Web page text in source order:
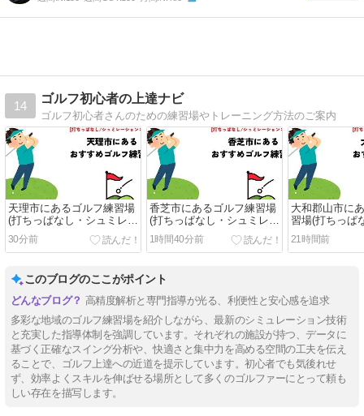
14
ゴルフ初心者の上達ナビ
ゴルフ初心者さんのための練習場やトレーニング方法のご案内
天理市にあるゴルフ練習場
(打ちっぱなし・シュミレー
ションゴルフ)の安いおすす
め5選
30分前
香芝市にあるゴルフ練習場
(打ちっぱなし・シュミレー
ションゴルフ)の安いおすす
め5選
1時間40分前
大和郡山市に
習場(打ちっぱ
レーションゴ
すすめ5選
21時間前
このブログのここがポイント
高精度解析と専門指導が光る、利便性と安心感を追求
多彩な地域のゴルフ練習場を紹介しながら、最新のシミュレーション技術
と充実した指導体制を強調しています。それぞれの施設が持つ、データに
基づく正確なスイング分析や、快適さと集中力を高める空間の工夫を伝え
ることで、ゴルフ上達への近道を提示しています。初心者でも気後れせ
ず、効率よくスキルを伸ばせる場所として多くのゴルファーにとって頼も
しい存在を描写します。